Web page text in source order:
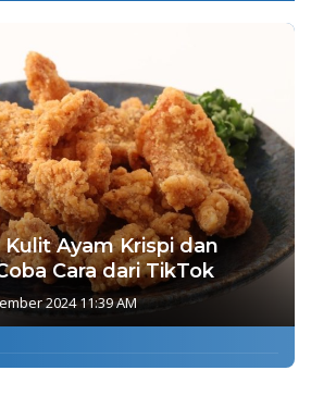
Ayam Krispi dan
Cara dari TikTok
2024 11:39 AM